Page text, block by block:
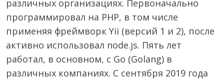
различных организациях. Первоначально
программировал на PHP, в том числе
применяя фреймворк Yii (версий 1 и 2), после
активно использовал node.js. Пять лет
работал, в основном, c Go (Golang) в
различных компаниях. С сентября 2019 года